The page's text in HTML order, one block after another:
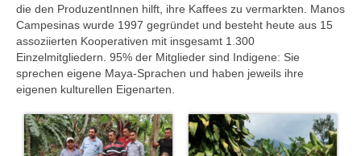
die den ProduzentInnen hilft, ihre Kaffees zu vermarkten. Manos
Campesinas wurde 1997 gegründet und besteht heute aus 15
assoziierten Kooperativen mit insgesamt 1.300
Einzelmitgliedern. 95% der Mitglieder sind Indigene: Sie
sprechen eigene Maya-Sprachen und haben jeweils ihre
eigenen kulturellen Eigenarten.